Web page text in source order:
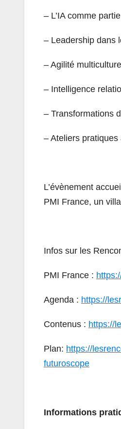
– L’IA comme
– Leadership dans
– Agilité
– Intelligence
– Transformations
– Ateliers pratiques
L’évènement
PMI France, un
Infos sur les
PMI France :
Agenda : https://
Contenus : https://
Plan: https://
futuroscope
Informations